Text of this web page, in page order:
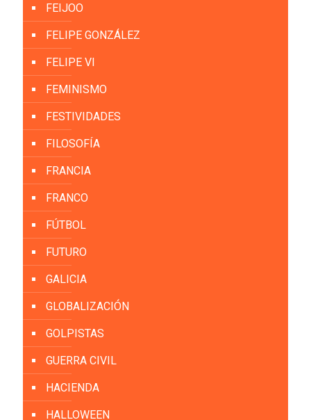
FEIJOO
FELIPE GONZÁLEZ
FELIPE VI
FEMINISMO
FESTIVIDADES
FILOSOFÍA
FRANCIA
FRANCO
FÚTBOL
FUTURO
GALICIA
GLOBALIZACIÓN
GOLPISTAS
GUERRA CIVIL
HACIENDA
HALLOWEEN